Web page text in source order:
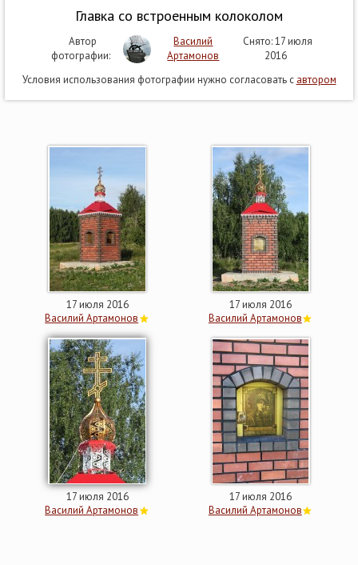
Главка со встроенным колоколом
Автор
фотографии:
Василий
Артамонов
Снято: 17 июля
2016
Условия использования фотографии нужно согласовать с автором
17 июля 2016
Василий Артамонов
17 июля 2016
Василий Артамонов
17 июля 2016
Василий Артамонов
17 июля 2016
Василий Артамонов